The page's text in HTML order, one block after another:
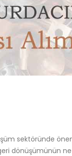
sektöründe
dönüşümünün ne